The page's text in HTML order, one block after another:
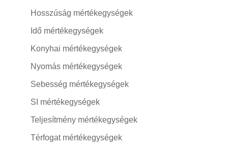
Hosszúság mértékegységek
Idő mértékegységek
Konyhai mértékegységek
Nyomás mértékegységek
Sebesség mértékegységek
SI mértékegységek
Teljesítmény mértékegységek
Térfogat mértékegységek